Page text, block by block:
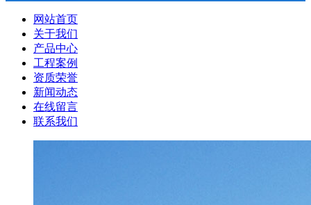
网站首页
关于我们
产品中心
工程案例
资质荣誉
新闻动态
在线留言
联系我们